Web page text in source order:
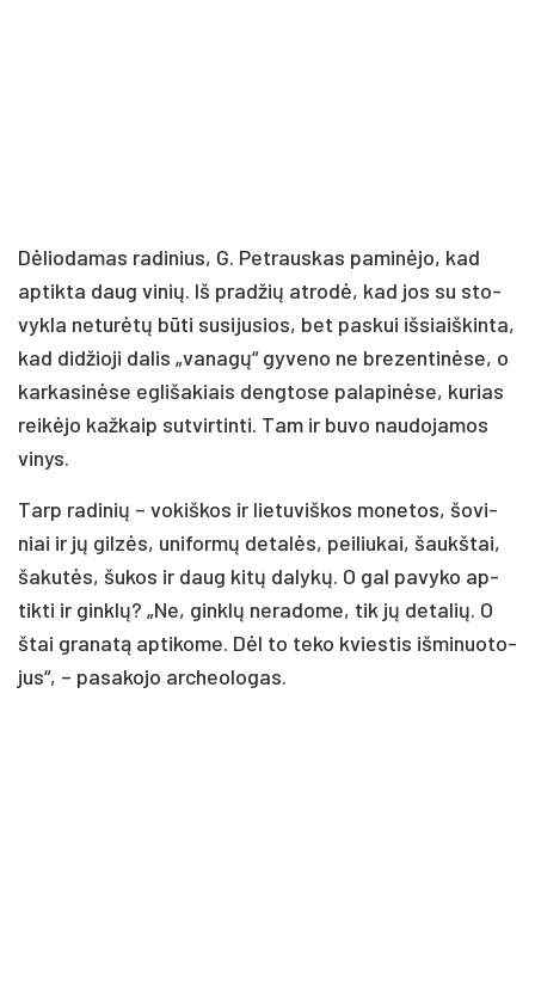
Dė­lio­da­mas ra­di­nius, G. Pet­raus­kas pa­mi­nė­jo, kad
ap­tik­ta daug vi­nių. Iš pra­džių at­ro­dė, kad jos su sto­
vyk­la ne­tu­rė­tų bū­ti su­si­ju­sios, bet pa­skui iš­siaiš­kin­ta,
kad di­džio­ji da­lis „va­na­gų“ gy­ve­no ne bre­zen­ti­nė­se, o
kar­ka­si­nė­se eg­li­ša­kiais deng­to­se pa­la­pi­nė­se, ku­rias
rei­kė­jo kaž­kaip su­tvir­tin­ti. Tam ir bu­vo nau­do­ja­mos
vi­nys.
Tarp ra­di­nių – vo­kiš­kos ir lie­tu­viš­kos mo­ne­tos, šo­vi­
niai ir jų gil­zės, uni­for­mų de­ta­lės, pei­liu­kai, šaukš­tai,
ša­ku­tės, šu­kos ir daug ki­tų da­ly­kų. O gal pa­vy­ko ap­
tik­ti ir gink­lų? „Ne, gink­lų ne­ra­do­me, tik jų de­ta­lių. O
štai gra­na­tą ap­ti­ko­me. Dėl to te­ko kvies­tis iš­mi­nuo­to­
jus“, – pa­sa­ko­jo ar­cheo­lo­gas.